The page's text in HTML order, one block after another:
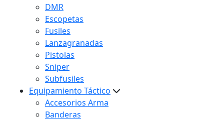
DMR
Escopetas
Fusiles
Lanzagranadas
Pistolas
Sniper
Subfusiles
Equipamiento Táctico
Accesorios Arma
Banderas